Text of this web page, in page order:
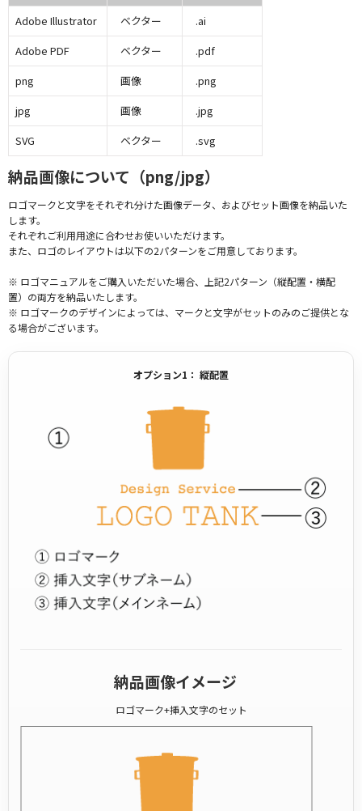
Adobe Illustrator
ベクター
.ai
Adobe PDF
ベクター
.pdf
png
画像
.png
jpg
画像
.jpg
SVG
ベクター .svg
納品画像について（png/jpg）
ロゴマークと文字をそれぞれ分けた画像データ、およびセット画像を納品いた
します。
それぞれご利用用途に合わせお使いいただけます。
また、ロゴのレイアウトは以下の2パターンをご用意しております。
※ ロゴマニュアルをご購入いただいた場合、上記2パターン（縦配置・横配
置）の両方を納品いたします。
※ ロゴマークのデザインによっては、マークと文字がセットのみのご提供とな
る場合がございます。
オプション1： 縦配置
納品画像イメージ
ロゴマーク+挿入文字のセット